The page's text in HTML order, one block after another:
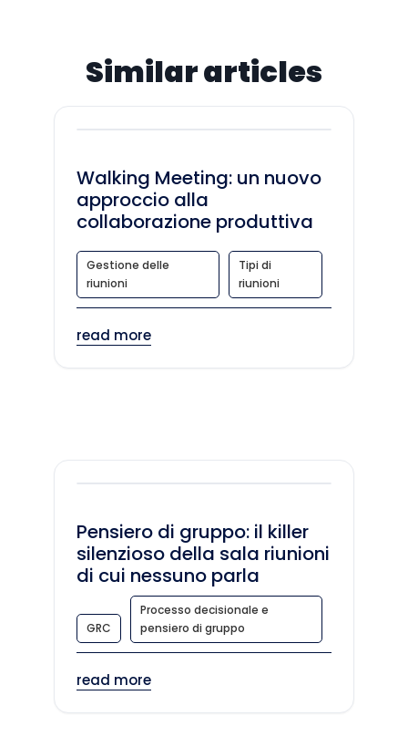
Similar articles
Walking Meeting: un nuovo
approccio alla
collaborazione produttiva
Gestione delle
riunioni
Tipi di
riunioni
read more
Pensiero di gruppo: il killer
silenzioso della sala riunioni
di cui nessuno parla
GRC
Processo decisionale e
pensiero di gruppo
read more